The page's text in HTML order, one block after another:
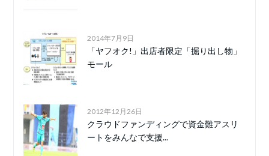
2014年7月9日
「ヤフオク!」出店者限定「掘り出し物」
モール
2012年12月26日
クラウドファンディングで資金難アスリ
ートをみんなで支援...